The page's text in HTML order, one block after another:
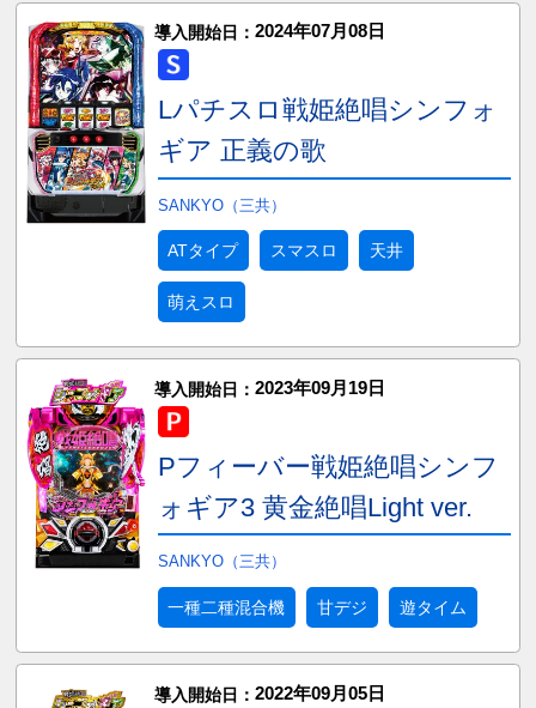
導入開始日： 2024年07月08日
Lパチスロ戦姫絶唱シンフォ
ギア 正義の歌
SANKYO（三共）
ATタイプ スマスロ 天井
萌えスロ
導入開始日： 2023年09月19日
Pフィーバー戦姫絶唱シンフ
ォギア3 黄金絶唱Light ver.
SANKYO（三共）
一種二種混合機 甘デジ 遊タイム
導入開始日： 2022年09月05日